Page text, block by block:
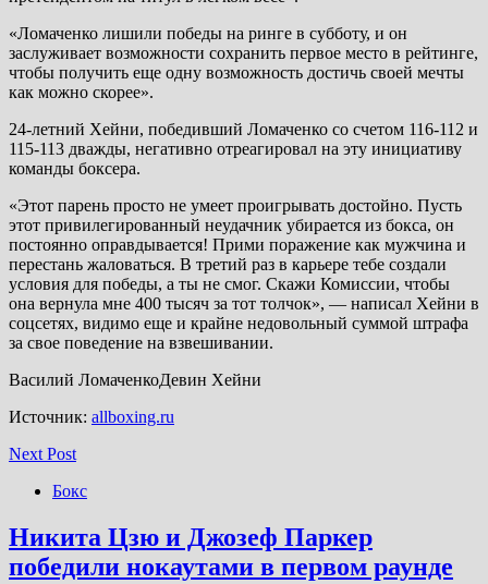
«Ломаченко лишили победы на ринге в субботу, и он
заслуживает возможности сохранить первое место в рейтинге,
чтобы получить еще одну возможность достичь своей мечты
как можно скорее».
24-летний Хейни, победивший Ломаченко со счетом 116-112 и
115-113 дважды, негативно отреагировал на эту инициативу
команды боксера.
«Этот парень просто не умеет проигрывать достойно. Пусть
этот привилегированный неудачник убирается из бокса, он
постоянно оправдывается! Прими поражение как мужчина и
перестань жаловаться. В третий раз в карьере тебе создали
условия для победы, а ты не смог. Скажи Комиссии, чтобы
она вернула мне 400 тысяч за тот толчок», — написал Хейни в
соцсетях, видимо еще и крайне недовольный суммой штрафа
за свое поведение на взвешивании.
Василий ЛомаченкоДевин Хейни
Источник: allboxing.ru
Next Post
Бокс
Никита Цзю и Джозеф Паркер
победили нокаутами в первом раунде